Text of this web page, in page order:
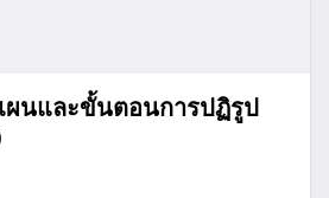
นและขั้นตอนการปฏิรูป